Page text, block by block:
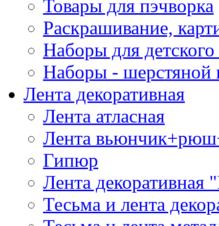
Товары для пэчворка
Раскрашивание,
Наборы для
Наборы - шерстяной
Лента декоративная
Лента атласная
Лента
Гипюр
Лента декоративная
Тесьма и лента